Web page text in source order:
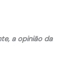
a opinião da